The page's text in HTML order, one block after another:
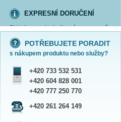
více informací »
EXPRESNÍ DORUČENÍ
Objednanou techniku vám expresně
Praha - DNES
ČR - ZÍTRA DO 17 HODIN
Dále zasíláme zboží Obchodním
balíkem České pošty nebo přepravní
službou PPL.
více informací »
SHOWROOM PRAHA
Náš sortiment si můžete
prohlédnout, vyzkoušet a zakoupit
více informací »
více informací »
POTŘEBUJETE PORADIT
s nákupem produktu nebo služby?
+420 733 532 531
+420 604 828 001
+420 777 250 770
+420 261 264 149